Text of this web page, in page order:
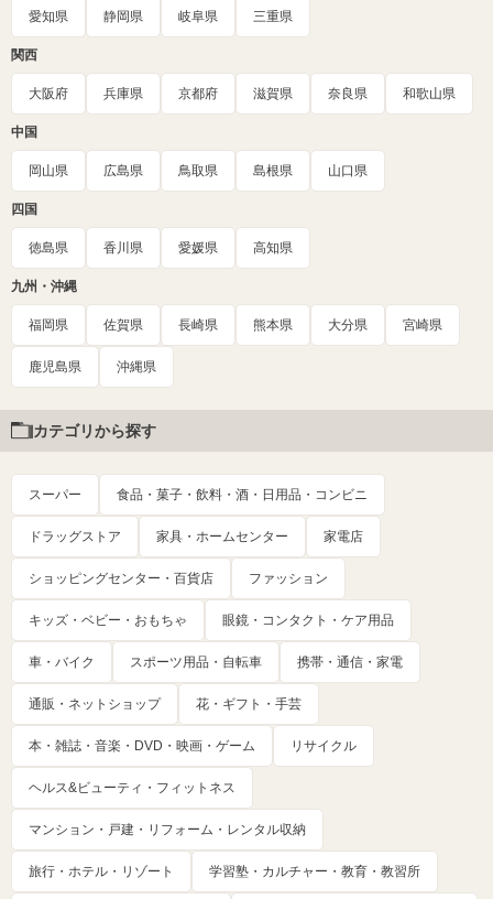
愛知県 静岡県 岐阜県 三重県
関西
大阪府 兵庫県 京都府 滋賀県 奈良県 和歌山県
中国
岡山県 広島県 鳥取県 島根県 山口県
四国
徳島県 香川県 愛媛県 高知県
九州・沖縄
福岡県 佐賀県 長崎県 熊本県 大分県 宮崎県
鹿児島県 沖縄県
カテゴリから探す
スーパー 食品・菓子・飲料・酒・日用品・コンビニ
ドラッグストア 家具・ホームセンター 家電店
ショッピングセンター・百貨店 ファッション
キッズ・ベビー・おもちゃ 眼鏡・コンタクト・ケア用品
車・バイク スポーツ用品・自転車 携帯・通信・家電
通販・ネットショップ 花・ギフト・手芸
本・雑誌・音楽・DVD・映画・ゲーム リサイクル
ヘルス&ビューティ・フィットネス
マンション・戸建・リフォーム・レンタル収納
旅行・ホテル・リゾート 学習塾・カルチャー・教育・教習所